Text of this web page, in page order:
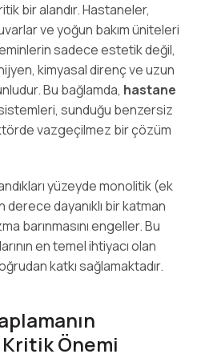
bir alandır. Hastaneler,
ve yoğun bakım üniteleri
sadece estetik değil,
kimyasal direnç ve uzun
Bu bağlamda, hastane
sunduğu benzersiz
vazgeçilmez bir çözüm
yüzeyde monolitik (ek
dayanıklı bir katman
barınmasını engeller. Bu
en temel ihtiyacı olan
katkı sağlamaktadır.
Önemi